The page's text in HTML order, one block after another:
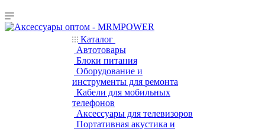
Каталог
Автотовары
Блоки питания
Оборудование и
инструменты для ремонта
Кабели для мобильных
телефонов
Аксессуары для телевизоров
Портативная акустика и